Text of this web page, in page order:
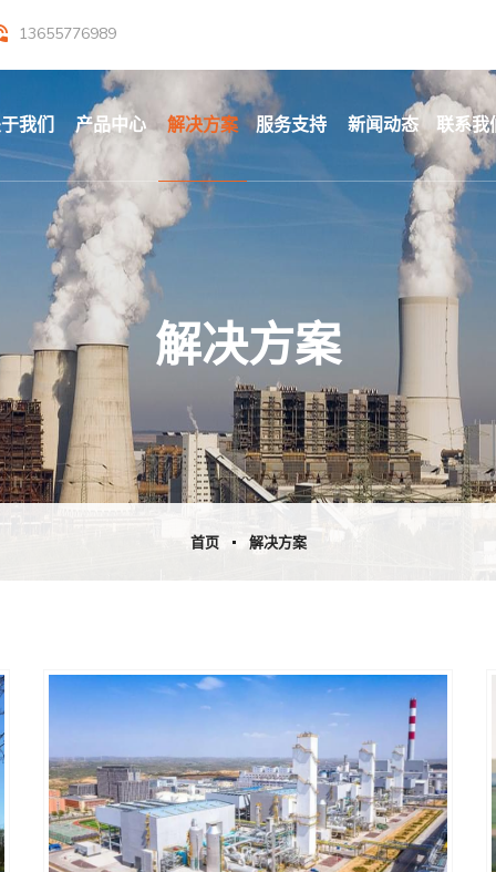
13655776989
我们 产品中心 解决方案 服务支持 新闻动态 联系我
解决方案
首页 解决方案